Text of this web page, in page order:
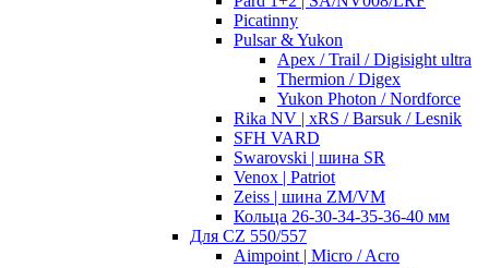
Picatinny
Pulsar & Yukon
Apex / Trail / Digisight ultra
Thermion / Digex
Yukon Photon / Nordforce
Rika NV | xRS / Barsuk / Lesnik
SFH VARD
Swarovski | шина SR
Venox | Patriot
Zeiss | шина ZM/VM
Кольца 26-30-34-35-36-40 мм
Для CZ 550/557
Aimpoint | Micro / Acro